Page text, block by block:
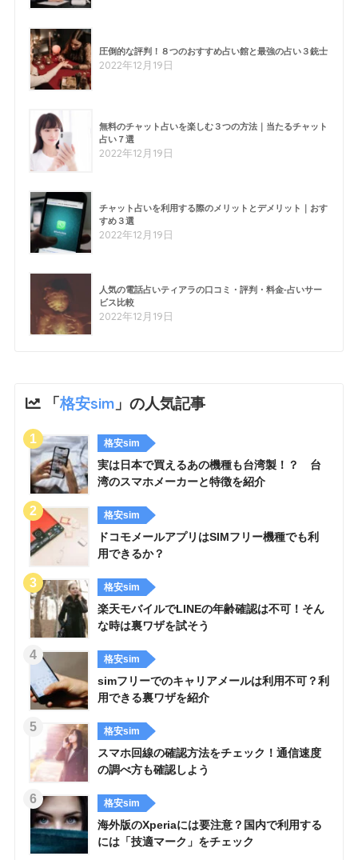
圧倒的な評判！８つのおすすめ占い館と最強の占い３銃士
2022年12月19日
無料のチャット占いを楽しむ３つの方法｜当たるチャット
占い７選
2022年12月19日
チャット占いを利用する際のメリットとデメリット｜おす
すめ３選
2022年12月19日
人気の電話占いティアラの口コミ・評判・料金-占いサー
ビス比較
2022年12月19日
「格安sim」の人気記事
格安sim
実は日本で買えるあの機種も台湾製！？ 台
湾のスマホメーカーと特徴を紹介
格安sim
ドコモメールアプリはSIMフリー機種でも利
用できるか？
格安sim
楽天モバイルでLINEの年齢確認は不可！そん
な時は裏ワザを試そう
格安sim
simフリーでのキャリアメールは利用不可？利
用できる裏ワザを紹介
格安sim
スマホ回線の確認方法をチェック！通信速度
の調べ方も確認しよう
格安sim
海外版のXperiaには要注意？国内で利用する
には「技適マーク」をチェック